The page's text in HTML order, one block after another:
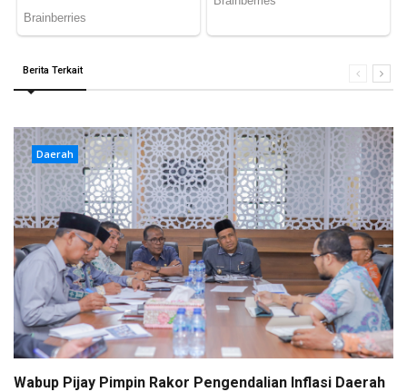
Berita Terkait
Daerah
Wabup Pijay Pimpin Rakor Pengendalian Inflasi Daerah